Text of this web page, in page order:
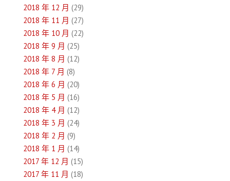
2018 年 12 月 (29)
2018 年 11 月 (27)
2018 年 10 月 (22)
2018 年 9 月 (25)
2018 年 8 月 (12)
2018 年 7 月 (8)
2018 年 6 月 (20)
2018 年 5 月 (16)
2018 年 4 月 (12)
2018 年 3 月 (24)
2018 年 2 月 (9)
2018 年 1 月 (14)
2017 年 12 月 (15)
2017 年 11 月 (18)